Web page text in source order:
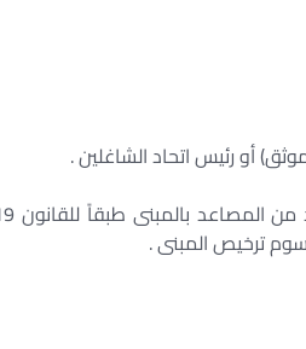
أو رئيس اتحاد الشاغلين .
ترخيص المبنى .